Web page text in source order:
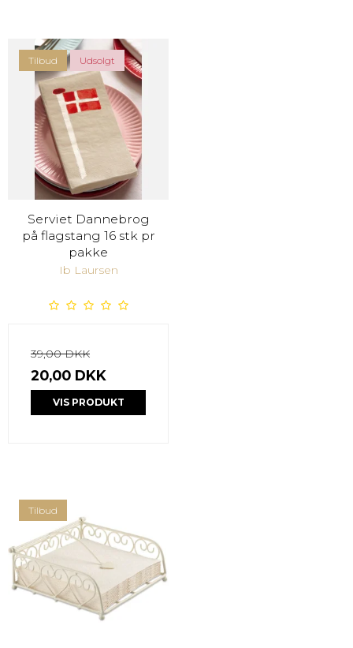
Tilbud Udsolgt
Serviet Dannebrog
på flagstang 16 stk pr
pakke
Ib Laursen
39,00 DKK
20,00 DKK
VIS PRODUKT
Tilbud